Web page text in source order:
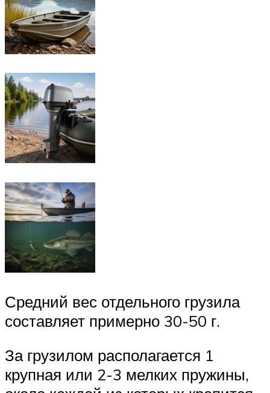
Средний вес отдельного грузила
составляет примерно 30-50 г.
За грузилом располагается 1
крупная или 2-3 мелких пружины,